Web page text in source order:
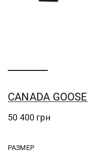
CANADA GOOSE
50 400 грн
РАЗМЕР